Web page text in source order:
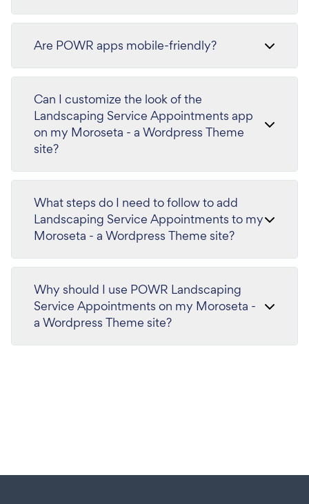
Are POWR apps mobile-friendly?
Can I customize the look of the
Landscaping Service Appointments app
on my Moroseta - a Wordpress Theme
site?
What steps do I need to follow to add
Landscaping Service Appointments to my
Moroseta - a Wordpress Theme site?
Why should I use POWR Landscaping
Service Appointments on my Moroseta -
a Wordpress Theme site?